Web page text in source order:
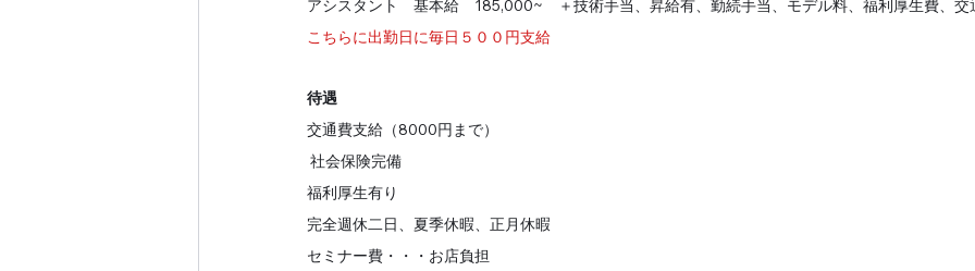
アシスタント　基本給　185,000~　＋技術手当、昇給有、勤続手当、モデル料、福利厚生費、交
こちらに出勤日に毎日５００円支給
待遇
交通費支給（8000円まで）
社会保険完備
福利厚生有り
完全週休二日、夏季休暇、正月休暇
セミナー費・・・お店負担